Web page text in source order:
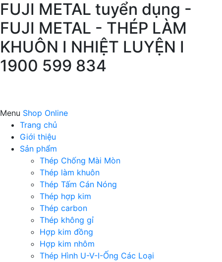
FUJI METAL tuyển dụng -
FUJI METAL - THÉP LÀM
KHUÔN I NHIỆT LUYỆN I
1900 599 834
Menu Shop Online
Trang chủ
Giới thiệu
Sản phẩm
Thép Chống Mài Mòn
Thép làm khuôn
Thép Tấm Cán Nóng
Thép hợp kim
Thép carbon
Thép không gỉ
Hợp kim đồng
Hợp kim nhôm
Thép Hình U-V-I-Ống Các Loại